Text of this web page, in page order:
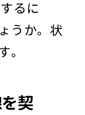
るに
うか。状
。
契